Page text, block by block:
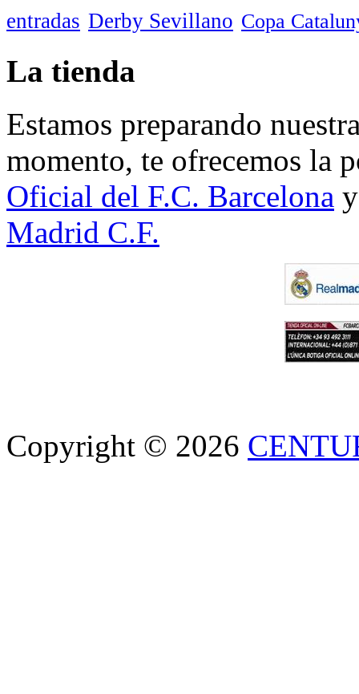
entradas Derby Sevillano Copa
La tienda
Estamos preparando
momento, te ofrecemos la
Oficial del F.C. Barcelona
Madrid C.F.
Copyright © 2026